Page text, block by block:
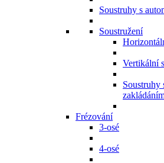
Soustruhy s
Soustružení
Vertikální
Soustruhy
Frézování
3-osé
4-osé